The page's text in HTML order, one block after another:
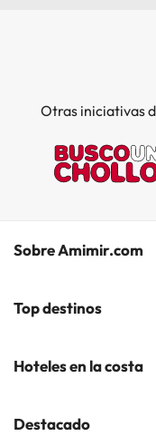
Otras iniciativas
Sobre Amimir.com
¿Quiénes somos?
Gestionar mi reserva
Top destinos
Hoteles en Salou
Hoteles en la costa
Hoteles en la Costa
Destacado